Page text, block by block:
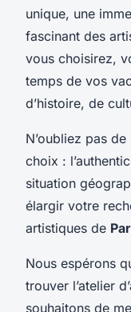
unique, une
fascinant des
vous choisirez,
temps de vos
d’histoire, de
N’oubliez pas
choix :
situation
élargir votre
artistiques de
Nous espérons
trouver l’atelier
souhaitons de